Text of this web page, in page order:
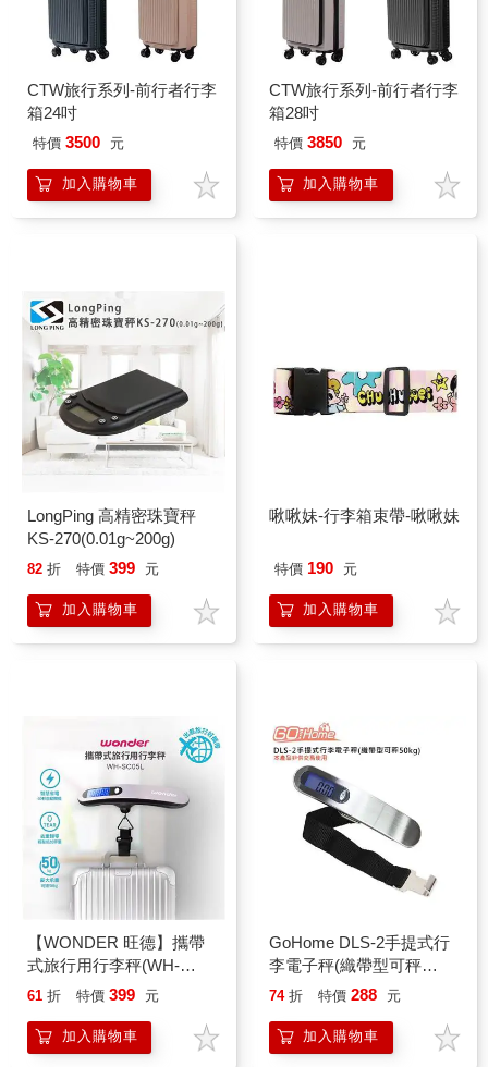
CTW旅行系列-前行者行李
箱24吋
特價 3500 元
加入購物車
CTW旅行系列-前行者行李
箱28吋
特價 3850 元
加入購物車
LongPing 高精密珠寶秤
KS-270(0.01g~200g)
82 折 特價 399 元
加入購物車
啾啾妹-行李箱束帶-啾啾妹
特價 190 元
加入購物車
【WONDER 旺德】攜帶
式旅行用行李秤(WH-
SC05L)
61 折 特價 399 元
加入購物車
GoHome DLS-2手提式行
李電子秤(織帶型可秤
50kg)
74 折 特價 288 元
加入購物車